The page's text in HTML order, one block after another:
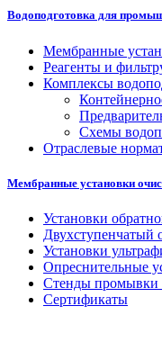
Водоподготовка для
Мембранные
Реагенты и
Комплексы
Схемы
Отраслевые
Мембранные установки
Установки
Двухступенчатый
Установки
Опреснительные
Стенды промывки
Сертификаты